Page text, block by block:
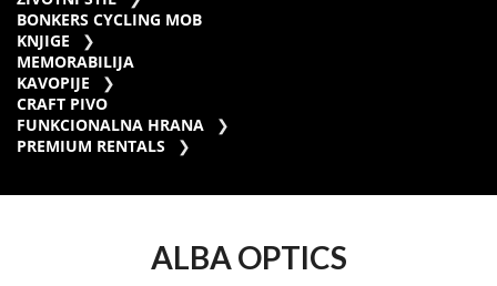
BONKERS CYCLING MOB
KNJIGE
MEMORABILIJA
KAVOPIJE
CRAFT PIVO
FUNKCIONALNA HRANA
PREMIUM RENTALS
ALBA OPTICS